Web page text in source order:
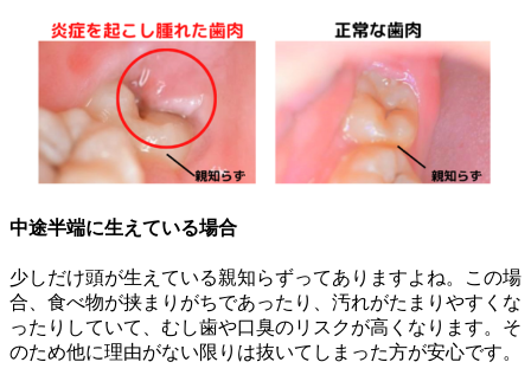
中途半端に生えている場合
少しだけ頭が生えている親知らずってありますよね。この場
合、食べ物が挟まりがちであったり、汚れがたまりやすくな
ったりしていて、むし歯や口臭のリスクが高くなります。そ
のため他に理由がない限りは抜いてしまった方が安心です。